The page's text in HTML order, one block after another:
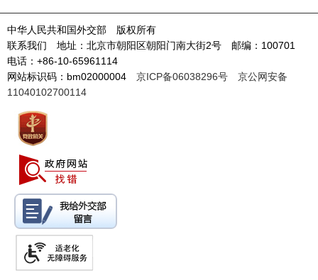
中华人民共和国外交部 版权所有
联系我们 地址：北京市朝阳区朝阳门南大街2号 邮编：100701
电话：+86-10-65961114
网站标识码：bm02000004 京ICP备06038296号
京公网安备
11040102700114